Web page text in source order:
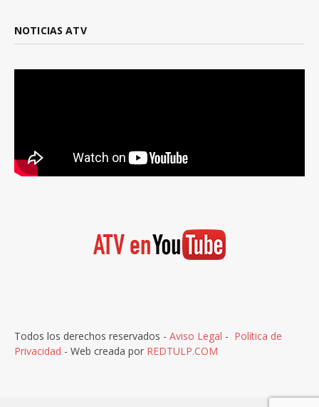
NOTICIAS ATV
Todos los derechos reservados - Aviso Legal - Política de
Privacidad - Web creada por REDTULP.COM